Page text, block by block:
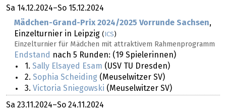
Sa 14.12.2024–So 15.12.2024
Mädchen-Grand-Prix 2024/2025 Vorrunde Sachsen,
Einzelturnier in Leipzig ( ICS)
Einzelturnier für Mädchen mit attraktivem Rahmenprogramm
Endstand nach 5 Runden: (19 Spielerinnen)
1. Sally Elsayed Esam (USV TU Dresden)
2. Sophia Scheiding(Meuselwitzer SV)
3. Victoria Sniegowski (Meuselwitzer SV)
Sa 23.11.2024–So 24.11.2024